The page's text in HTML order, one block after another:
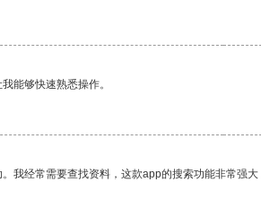
能够快速熟悉操作。
我经常需要查找资料，这款app的搜索功能非常强大